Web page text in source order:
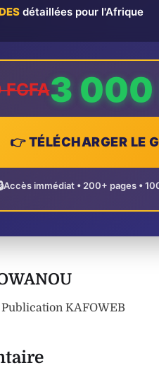
détaillées pour l'Afrique
3 000
👉 TÉLÉCHARGER LE
Accès immédiat • 200+ pages •
KAFOWEB